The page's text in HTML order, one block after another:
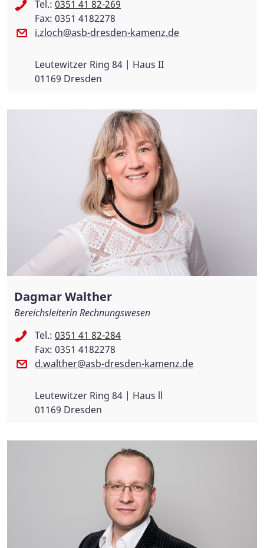
Tel.: 0351 41 82-269
Fax: 0351 4182278
i.zloch@asb-dresden-kamenz.de
Leutewitzer Ring 84 | Haus II
01169 Dresden
Dagmar Walther
Bereichsleiterin Rechnungswesen
Tel.: 0351 41 82-284
Fax: 0351 4182278
d.walther@asb-dresden-kamenz.de
Leutewitzer Ring 84 | Haus ll
01169 Dresden